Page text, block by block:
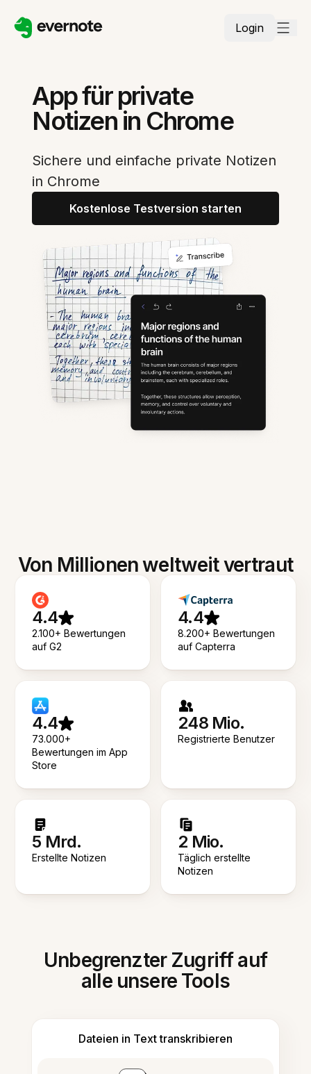
Login
App für private
Notizen in Chrome
Sichere und einfache private Notizen
in Chrome
Kostenlose Testversion starten
Von Millionen weltweit vertraut
4.4
2.100+ Bewertungen
auf G2
4.4
8.200+ Bewertungen
auf Capterra
4.4
73.000+
Bewertungen im App
Store
248 Mio.
Registrierte Benutzer
5 Mrd.
Erstellte Notizen
2 Mio.
Täglich erstellte
Notizen
Unbegrenzter Zugriff auf
alle unsere Tools
Dateien in Text transkribieren